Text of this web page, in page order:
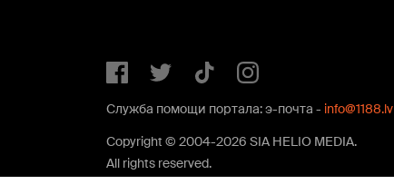
Служба помощи портала: э-почта - info@1188.lv
Copyright © 2004-2026 SIA HELIO MEDIA.
All rights reserved.